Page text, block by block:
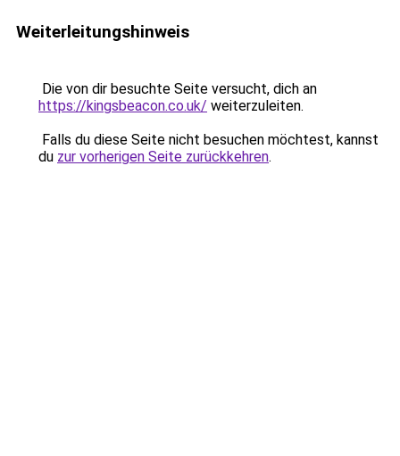
Weiterleitungshinweis
Die von dir besuchte Seite versucht, dich an
https://kingsbeacon.co.uk/ weiterzuleiten.
Falls du diese Seite nicht besuchen möchtest, kannst
du zur vorherigen Seite zurückkehren.